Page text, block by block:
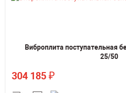
Виброплита поступательная
25/50
304 185 ₽